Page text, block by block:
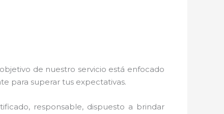
de nuestro servicio está enfocado
para superar tus expectativas.
responsable, dispuesto a brindar